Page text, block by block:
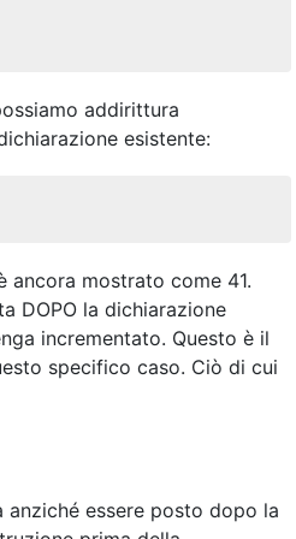
addirittura
esistente:
ancora mostrato come 41.
DOPO la dichiarazione
incrementato. Questo è il
specifico caso. Ciò di cui
essere posto dopo la